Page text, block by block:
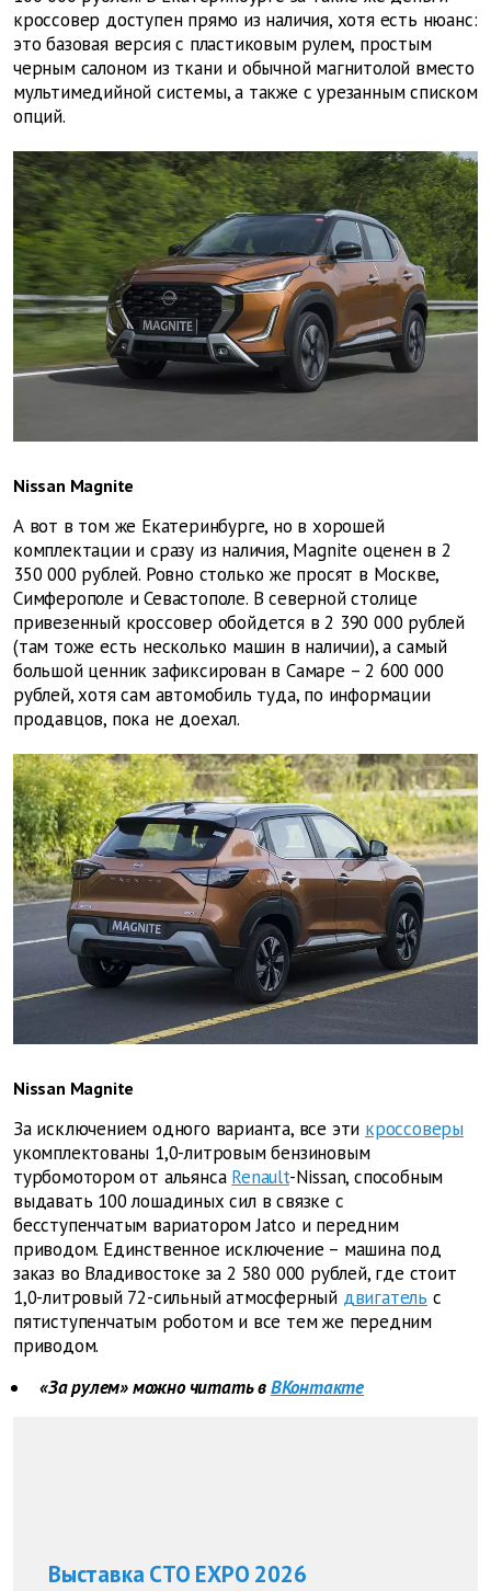
кроссовер доступен прямо из наличия, хотя есть нюанс:
это базовая версия с пластиковым рулем, простым
черным салоном из ткани и обычной магнитолой вместо
мультимедийной системы, а также с урезанным списком
опций.
Nissan Magnite
А вот в том же Екатеринбурге, но в хорошей
комплектации и сразу из наличия, Magnite оценен в 2
350 000 рублей. Ровно столько же просят в Москве,
Симферополе и Севастополе. В северной столице
привезенный кроссовер обойдется в 2 390 000 рублей
(там тоже есть несколько машин в наличии), а самый
большой ценник зафиксирован в Самаре – 2 600 000
рублей, хотя сам автомобиль туда, по информации
продавцов, пока не доехал.
Nissan Magnite
За исключением одного варианта, все эти кроссоверы
укомплектованы 1,0-литровым бензиновым
турбомотором от альянса Renault-Nissan, способным
выдавать 100 лошадиных сил в связке с
бесступенчатым вариатором Jatco и передним
приводом. Единственное исключение – машина под
заказ во Владивостоке за 2 580 000 рублей, где стоит
1,0-литровый 72-сильный атмосферный двигатель с
пятиступенчатым роботом и все тем же передним
приводом.
«За рулем» можно читать вВКонтакте
Выставка СТО EXPO 2026